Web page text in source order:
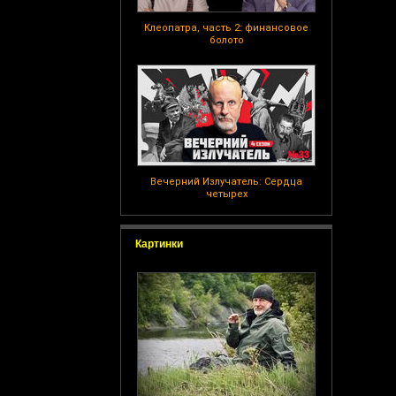
Клеопатра, часть 2: финансовое
болото
Вечерний Излучатель: Сердца
четырех
Картинки